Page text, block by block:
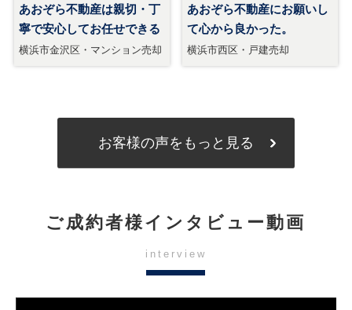
お客様の声をもっと見る
ご成約者様インタビュー動画
interview